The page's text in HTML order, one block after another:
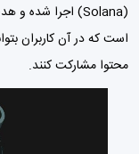
(Solana)
اجرا شده و
است که در آن کاربران
محتوا مشارکت کنند.